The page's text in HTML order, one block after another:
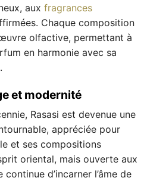
aux fragrances
Chaque composition
olfactive, permettant à
en harmonie avec sa
et modernité
Rasasi est devenue une
appréciée pour
et ses compositions
oriental, mais ouverte aux
d’incarner l’âme de